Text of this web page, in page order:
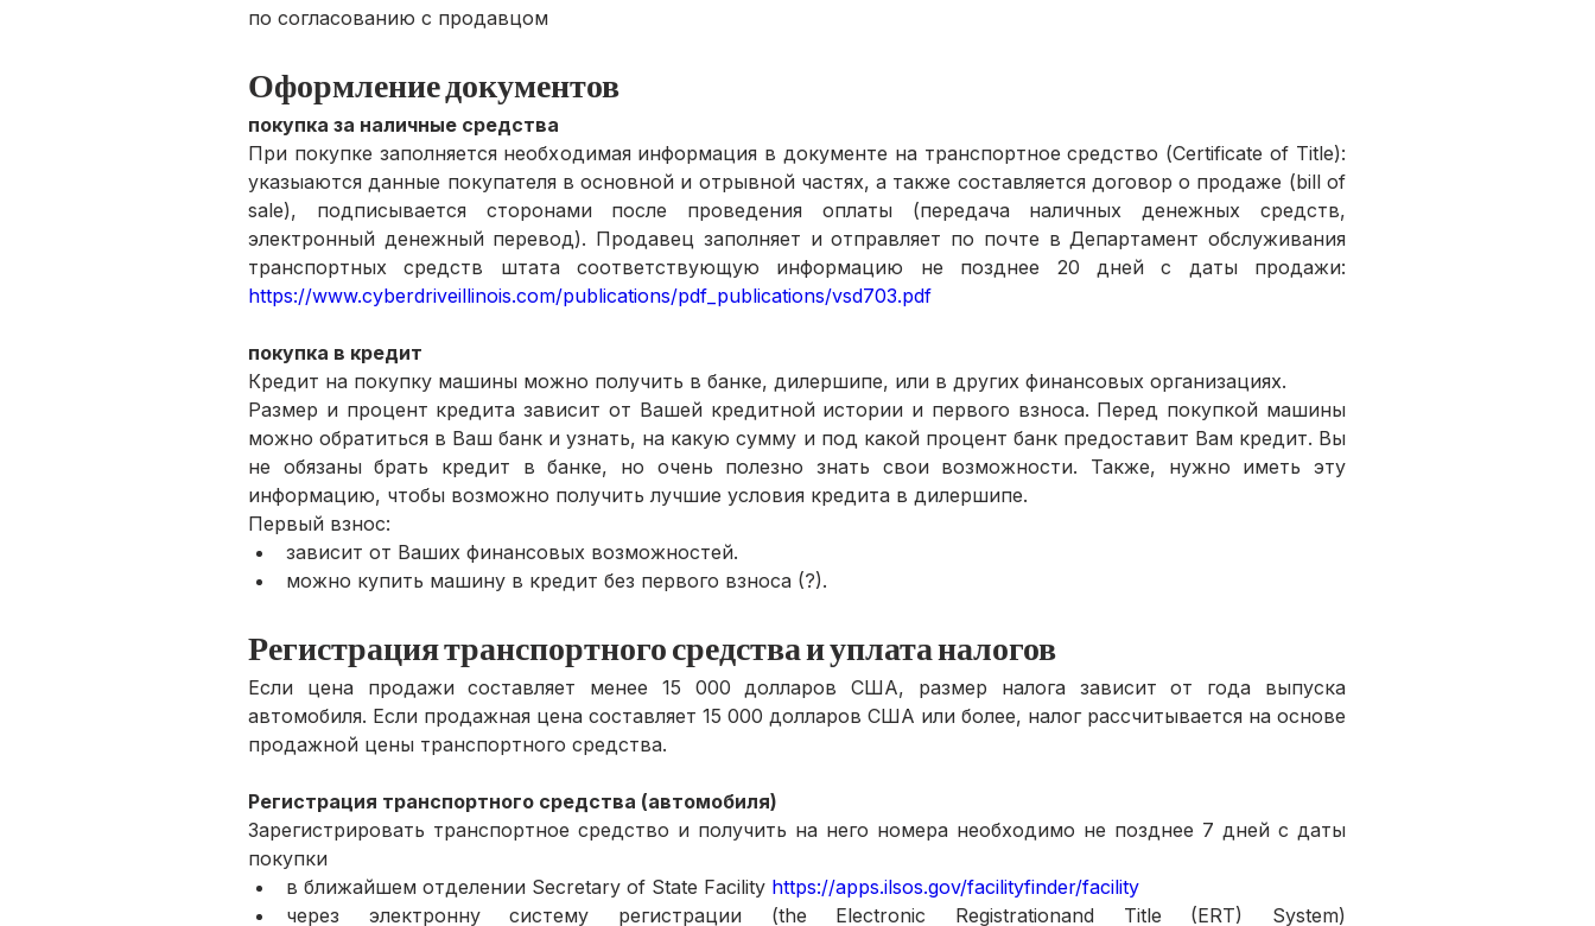
по согласованию с продавцом
Оформление документов
покупка за наличные средства
При покупке заполняется необходимая информация в документе на транспортное средство (Certificate of Title):
указыаются данные покупателя в основной и отрывной частях, а также составляется договор о продаже (bill of
sale), подписывается сторонами после проведения оплаты (передача наличных денежных средств,
электронный денежный перевод). Продавец заполняет и отправляет по почте в Департамент обслуживания
https://www.cyberdriveillinois.com/publications/pdf_publications/vsd703.pdf
покупка в кредит
Кредит на покупку машины можно получить в банке, дилершипе, или в других финансовых организациях.
Размер и процент кредита зависит от Вашей кредитной истории и первого взноса. Перед покупкой машины
можно обратиться в Ваш банк и узнать, на какую сумму и под какой процент банк предоставит Вам кредит. Вы
не обязаны брать кредит в банке, но очень полезно знать свои возможности. Также, нужно иметь эту
информацию, чтобы возможно получить лучшие условия кредита в дилершипе.
Первый взнос:
зависит от Ваших финансовых возможностей.
можно купить машину в кредит без первого взноса (?).
Регистрация транспортного средства и уплата налогов
Если цена продажи составляет менее 15 000 долларов США, размер налога зависит от года выпуска
автомобиля. Если продажная цена составляет 15 000 долларов США или более, налог рассчитывается на основе
продажной цены транспортного средства.
Регистрация транспортного средства (автомобиля)
Зарегистрировать транспортное средство и получить на него номера необходимо не позднее 7 дней с даты
покупки
в ближайшем отделении Secretary of State Facility https://apps.ilsos.gov/facilityfinder/facility